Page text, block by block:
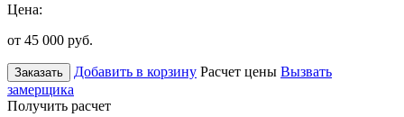
Цена:
от 45 000 руб.
Заказать Добавить в корзину Расчет цены Вызвать
замерщика
Получить расчет